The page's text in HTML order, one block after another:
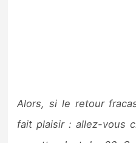
Alors, si le retour
fait plaisir : allez-vous